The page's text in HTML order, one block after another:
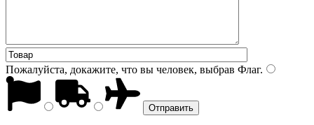
Пожалуйста, докажите, что вы человек, выбрав Флаг.